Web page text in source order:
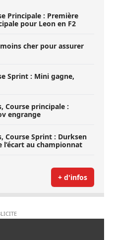
Principale : Première
pour Leon en F2
cher pour assurer
Sprint : Mini gagne,
Course principale :
engrange
Course Sprint : Durksen
l’écart au championnat
+ d'infos